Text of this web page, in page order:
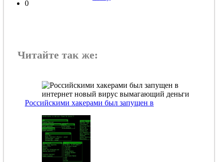
0
Читайте так же:
Российскими хакерами был запущен в